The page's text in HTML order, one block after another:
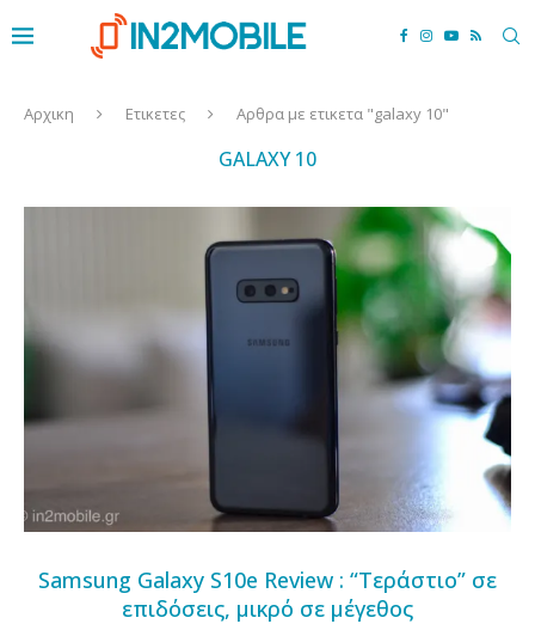
Αρχικη Ετικετες Αρθρα με ετικετα "galaxy 10"
GALAXY 10
Samsung Galaxy S10e Review : “Τεράστιο” σε
επιδόσεις, μικρό σε μέγεθος